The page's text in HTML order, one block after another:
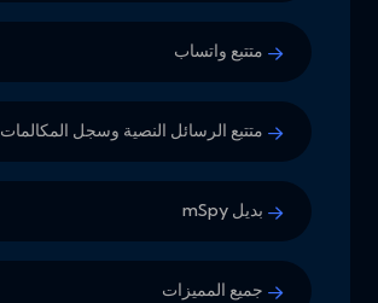
متتبع واتساب
متتبع الرسائل النصية وسجل المكالمات
بديل mSpy
جميع المميزات